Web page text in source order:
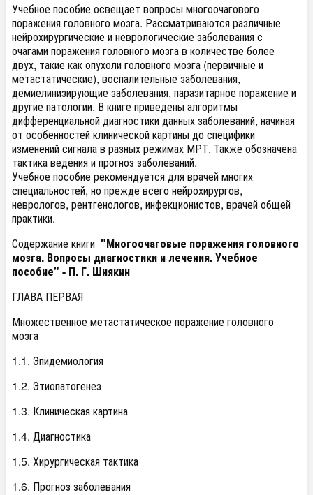
Учебное пособие освещает вопросы многоочагового
поражения головного мозга. Рассматриваются различные
нейрохирургические и неврологические заболевания с
очагами поражения головного мозга в количестве более
двух, такие как опухоли головного мозга (первичные и
метастатические), воспалительные заболевания,
демиелинизирующие заболевания, паразитарное поражение и
другие патологии. В книге приведены алгоритмы
дифференциальной диагностики данных заболеваний, начиная
от особенностей клинической картины до специфики
изменений сигнала в разных режимах МРТ. Также обозначена
тактика ведения и прогноз заболеваний.
Учебное пособие рекомендуется для врачей многих
специальностей, но прежде всего нейрохирургов,
неврологов, рентгенологов, инфекционистов, врачей общей
практики.
Содержание книги "Многоочаговые поражения головного
мозга. Вопросы диагностики и лечения. Учебное
пособие" - П. Г. Шнякин
ГЛАВА ПЕРВАЯ
Множественное метастатическое поражение головного
мозга
1.1. Эпидемиология
1.2. Этиопатогенез
1.3. Клиническая картина
1.4. Диагностика
1.5. Хирургическая тактика
1.6. Прогноз заболевания